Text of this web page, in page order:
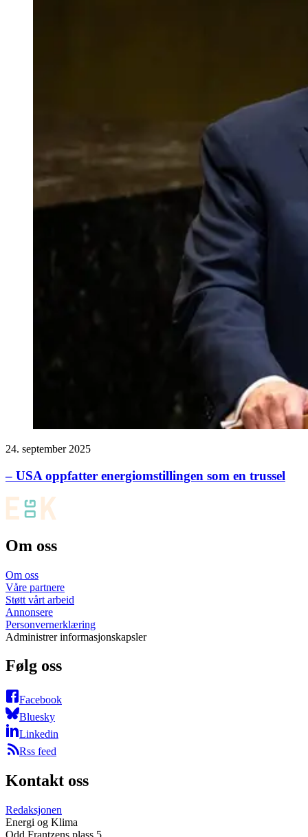
24. september 2025
– USA oppfatter energiomstillingen som en trussel
Om oss
Om oss
Våre partnere
Støtt vårt arbeid
Annonsere
Personvernerklæring
Administrer informasjonskapsler
Følg oss
Facebook
Bluesky
Linkedin
Rss feed
Kontakt oss
Redaksjonen
Energi og Klima